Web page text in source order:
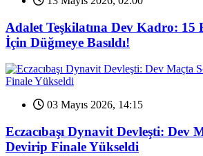
Adalet Teşkilatına Dev Kadro: 15
İçin Düğmeye Basıldı!
03 Mayıs 2026, 14:15
Eczacıbaşı Dynavit Devleşti: Dev
Devirip Finale Yükseldi